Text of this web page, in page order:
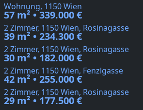
Wohnung, 1150 Wien
57 m² • 339.000 €
2 Zimmer, 1150 Wien, Rosinagasse
39 m² • 234.300 €
2 Zimmer, 1150 Wien, Rosinagasse
30 m² • 182.000 €
2 Zimmer, 1150 Wien, Fenzlgasse
42 m² • 255.000 €
2 Zimmer, 1150 Wien, Rosinagasse
29 m² • 177.500 €